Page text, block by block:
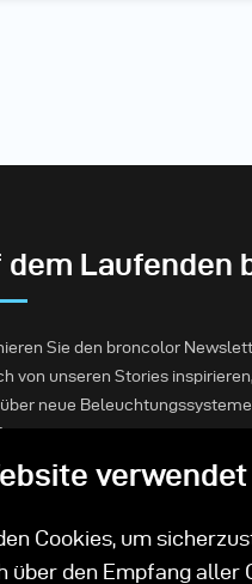
dem Laufenden
Sie den broncolor
von unseren Stories
neue
Cookies, um
über den Empfang